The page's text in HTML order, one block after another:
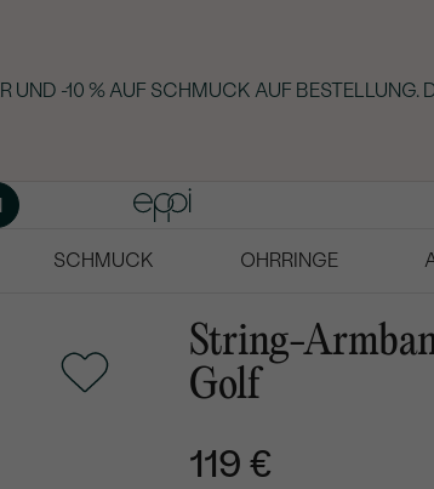
-10 % AUF SCHMUCK AUF BESTELLUNG.
SCHMUCK OHRRINGE
String-
Golf
119 €